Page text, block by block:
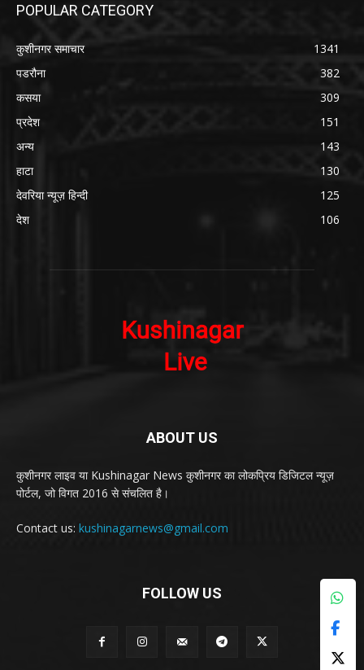
POPULAR CATEGORY
कुशीनगर समाचार
1341
पडरौना
382
कसया
309
प्रदेश
151
अन्य
143
हाटा
130
देवरिया न्यूज़ हिन्दी
125
देश
106
ABOUT US
कुशीनगर लाइव या Kushinagar News कुशीनगर का लोकप्रिय डिजिटल न्यूज़
पोर्टल, जो विगत 2016 से संचलित है।
Contact us: kushinagarnews@gmail.com
FOLLOW US